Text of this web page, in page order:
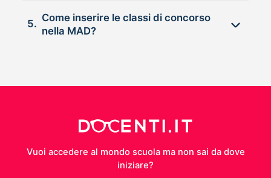
5.
Come inserire le classi di concorso
nella MAD?
Vuoi accedere al mondo scuola ma non sai da dove
iniziare?